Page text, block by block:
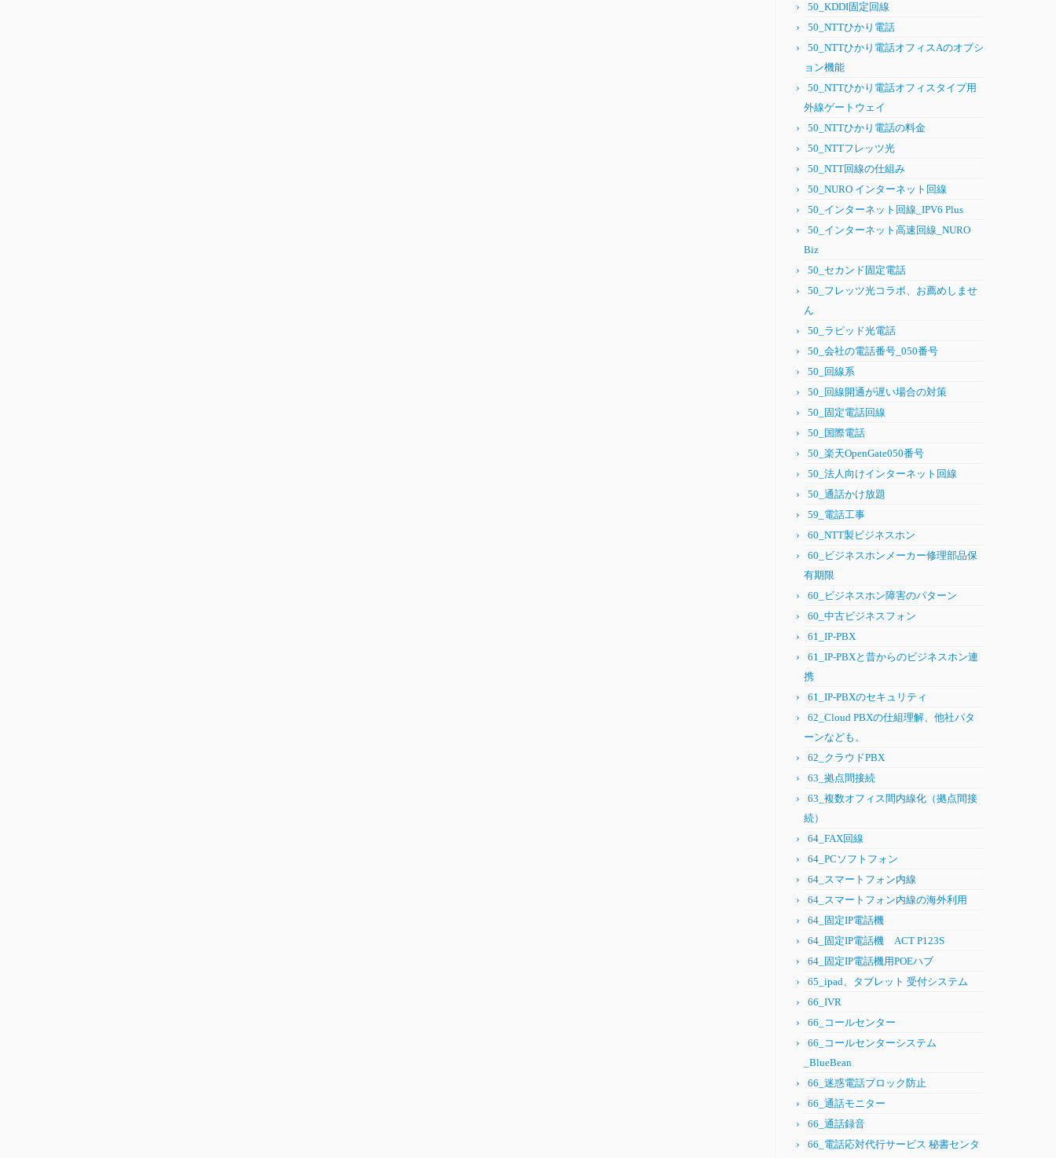
50_KDDI固定回線
50_NTTひかり電話
50_NTTひかり電話オフィスAのオプシ
ョン機能
50_NTTひかり電話オフィスタイプ用
外線ゲートウェイ
50_NTTひかり電話の料金
50_NTTフレッツ光
50_NTT回線の仕組み
50_NURO インターネット回線
50_インターネット回線_IPV6 Plus
50_インターネット高速回線_NURO
Biz
50_セカンド固定電話
50_フレッツ光コラボ、お薦めしませ
ん
50_ラピッド光電話
50_会社の電話番号_050番号
50_回線系
50_回線開通が遅い場合の対策
50_固定電話回線
50_国際電話
50_楽天OpenGate050番号
50_法人向けインターネット回線
50_通話かけ放題
59_電話工事
60_NTT製ビジネスホン
60_ビジネスホンメーカー修理部品保
有期限
60_ビジネスホン障害のパターン
60_中古ビジネスフォン
61_IP-PBX
61_IP-PBXと昔からのビジネスホン連
携
61_IP-PBXのセキュリティ
62_Cloud PBXの仕組理解、他社パタ
ーンなども。
62_クラウドPBX
63_拠点間接続
63_複数オフィス間内線化（拠点間接
続）
64_FAX回線
64_PCソフトフォン
64_スマートフォン内線
64_スマートフォン内線の海外利用
64_固定IP電話機
64_固定IP電話機 ACT P123S
64_固定IP電話機用POEハブ
65_ipad、タブレット 受付システム
66_IVR
66_コールセンター
66_コールセンターシステム
_BlueBean
66_迷惑電話ブロック防止
66_通話モニター
66_通話録音
66_電話応対代行サービス 秘書センタ